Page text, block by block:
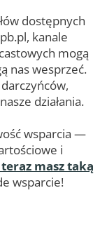
dostępnych
kanale
mogą
nas wesprzeć.
działania.
wsparcia —
i
masz taką
wsparcie!